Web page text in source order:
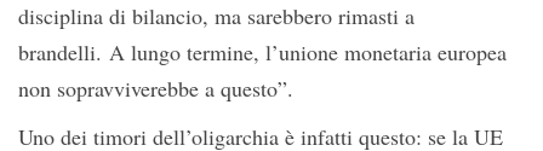
disciplina di bilancio, ma sarebbero rimasti a
brandelli. A lungo termine, l’unione monetaria europea
non sopravviverebbe a questo”.
Uno dei timori dell’oligarchia è infatti questo: se la UE